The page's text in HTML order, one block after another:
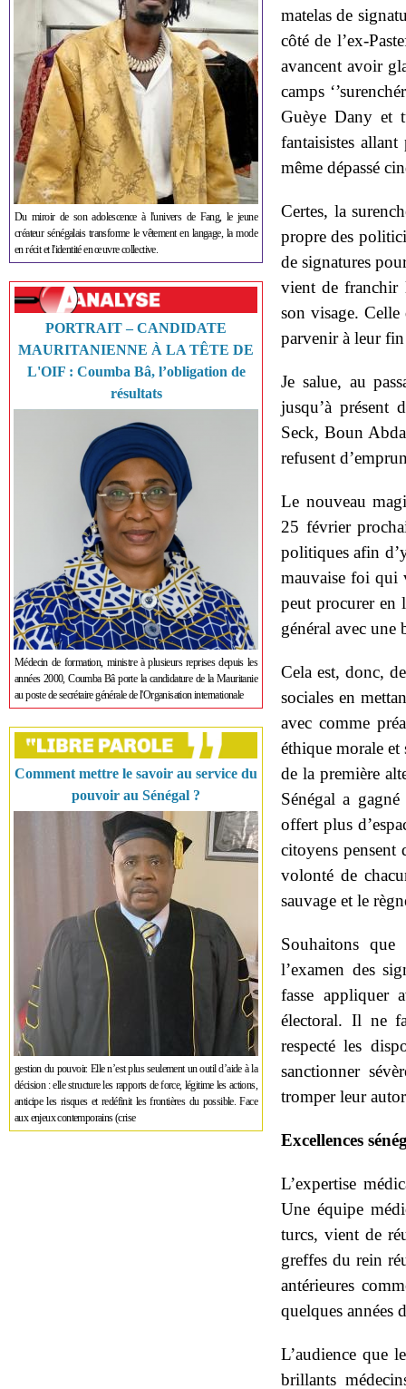
Du miroir de son adolescence à l'univers de Fang, le jeune
créateur sénégalais transforme le vêtement en langage, la mode
en récit et l'identité en œuvre collective.
PORTRAIT – CANDIDATE
MAURITANIENNE À LA TÊTE DE
L'OIF : Coumba Bâ, l’obligation de
résultats
Médecin de formation, ministre à plusieurs reprises depuis les
années 2000, Coumba Bâ porte la candidature de la Mauritanie
au poste de secrétaire générale de l'Organisation internationale
Comment mettre le savoir au service du
pouvoir au Sénégal ?
gestion du pouvoir. Elle n’est plus seulement un outil d’aide à la
décision : elle structure les rapports de force, légitime les actions,
anticipe les risques et redéfinit les frontières du possible. Face
aux enjeux contemporains (crise
matelas de
côté de l’ex-
avancent avoir
camps
Guèye Dany et
fantaisistes allant
même dépassé
Certes, la
propre des
de signatures
vient de franchir
son visage. Celle
parvenir à leur
Je salue, au
jusqu’à présent
Seck, Boun
refusent
Le nouveau
25 février
politiques afin
mauvaise foi qui
peut procurer en
général avec une
Cela est, donc,
sociales en
avec comme
éthique morale et
de la première
Sénégal a
offert plus
citoyens pensent
volonté de
sauvage et le
Souhaitons
l’examen des
fasse appliquer
électoral. Il ne
respecté les
sanctionner
tromper leur
Excellences
L’expertise
Une équipe
turcs, vient de
greffes du rein
antérieures
quelques années
L’audience que
brillants